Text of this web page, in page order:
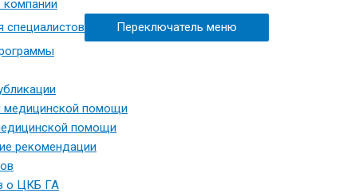
Переключатель меню
медицинской помощи
помощи
рекомендации
о ЦКБ ГА